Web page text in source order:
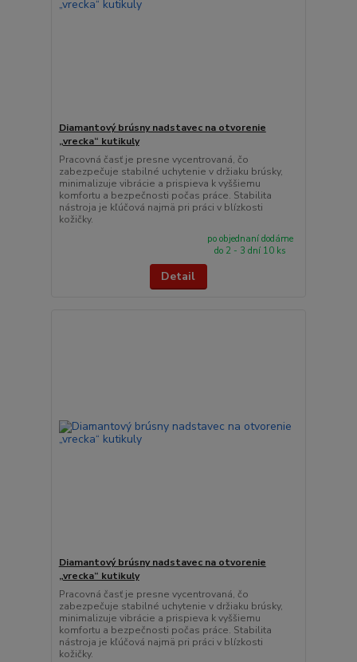
Diamantový brúsny nadstavec na otvorenie
„vrecka“ kutikuly
Pracovná časť je presne vycentrovaná, čo
zabezpečuje stabilné uchytenie v držiaku brúsky,
minimalizuje vibrácie a prispieva k vyššiemu
komfortu a bezpečnosti počas práce. Stabilita
nástroja je kľúčová najmä pri práci v blízkosti
kožičky.
po objednaní dodáme
do 2 - 3 dní 10 ks
Detail
Diamantový brúsny nadstavec na otvorenie
„vrecka“ kutikuly
Pracovná časť je presne vycentrovaná, čo
zabezpečuje stabilné uchytenie v držiaku brúsky,
minimalizuje vibrácie a prispieva k vyššiemu
komfortu a bezpečnosti počas práce. Stabilita
nástroja je kľúčová najmä pri práci v blízkosti
kožičky.